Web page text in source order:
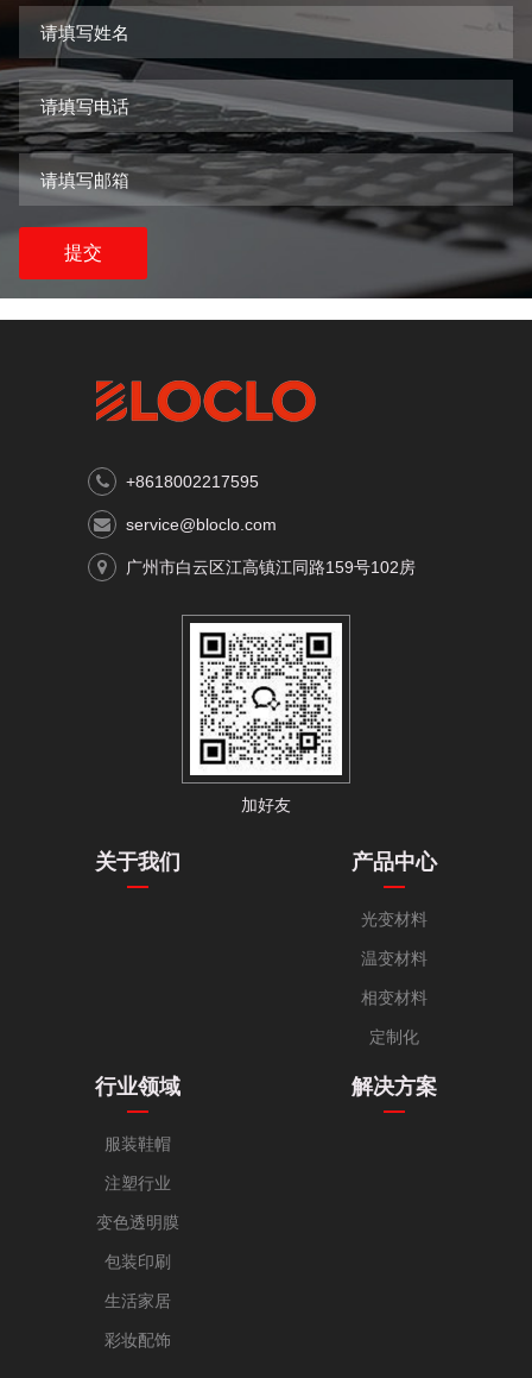
提交
+8618002217595
service@bloclo.com
广州市白云区江高镇江同路159号102房
加好友
关于我们 产品中心
光变材料
温变材料
相变材料
定制化
行业领域
服装鞋帽
注塑行业
变色透明膜
包装印刷
生活家居
彩妆配饰
解决方案